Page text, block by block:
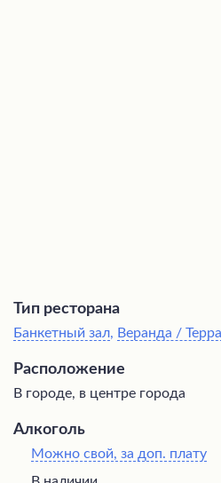
Тип ресторана
Банкетный зал, Веранда /
Расположение
В городе, в центре города
Алкоголь
Можно свой, за доп. плату